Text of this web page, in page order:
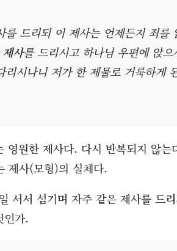
드리되 이 제사는 언제든지 죄를
사를 드리시고 하나님 우편에 앉
시나니 저가 한 제물로 거룩하게
영원한 제사다. 다시 반복되지 않
제사(모형)의 실체다.
서서 섬기며 자주 같은 제사를 드
인가.